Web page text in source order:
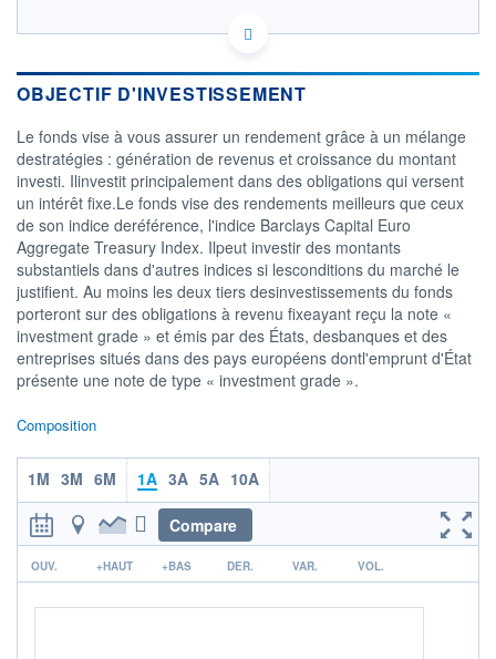
LU0549584125 - BlueBay Funds Management
OPCVM DERNIER COURS CONNU AU 15/02/2017
CATÉGORIE MORNINGSTAR
Obligations Autres
FONDS PARTENAIRES
TARIFS PRIVILÉGIÉS 0%
ÉLIGIBILITÉ
PEA PEA-PME BOURSOVIE LUX
BOURSOVIE
CTO BUSINESS
Non éligible Boursobank
ACTIF NET (EUR)
3 838M / 31.07.26
NOTATION MORNINGSTAR ⁽¹⁾
RISQUE DU FONDS (SRI)
3/7
+ PORTEFEUILLE
OBJECTIF D'INVESTISSEMENT
Le fonds vise à vous assurer un rendement grâce à un mélange
destratégies : génération de revenus et croissance du montant
investi. Ilinvestit principalement dans des obligations qui versent
un intérêt fixe.Le fonds vise des rendements meilleurs que ceux
de son indice deréférence, l'indice Barclays Capital Euro
Aggregate Treasury Index. Ilpeut investir des montants
substantiels dans d'autres indices si lesconditions du marché le
justifient. Au moins les deux tiers desinvestissements du fonds
porteront sur des obligations à revenu fixeayant reçu la note «
investment grade » et émis par des États, desbanques et des
entreprises situés dans des pays européens dontl'emprunt d'État
présente une note de type « investment grade ».
Composition
1M 3M 6M 1A 3A 5A 10A
Compare
r
OUV. +HAUT +BAS DER. VAR. VOL.